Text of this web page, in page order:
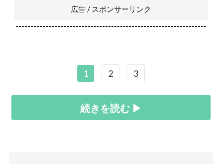
広告 / スポンサーリンク
----------------------------------------------------------------
1 2 3
続きを読む ▶